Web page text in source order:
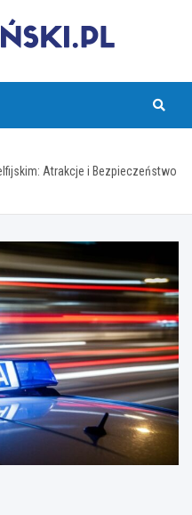
Atrakcje i Bezpieczeństwo